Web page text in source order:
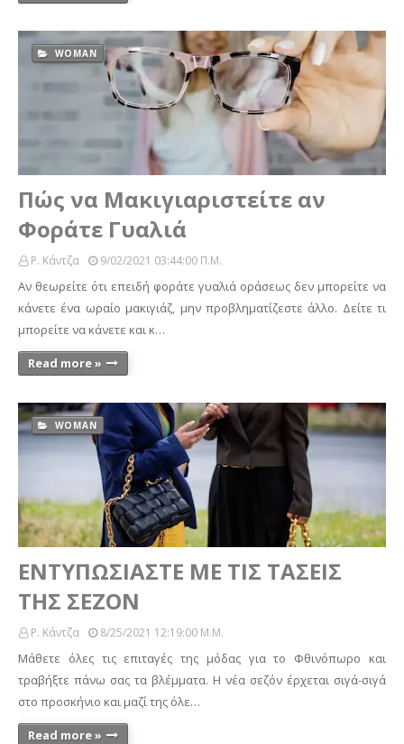
WOMAN
Πώς να Μακιγιαριστείτε αν
Φοράτε Γυαλιά
Ρ. Κάντζα 9/02/2021 03:44:00 Π.μ.
Αν θεωρείτε ότι επειδή φοράτε γυαλιά οράσεως δεν μπορείτε να
κάνετε ένα ωραίο μακιγιάζ, μην προβληματίζεστε άλλο. Δείτε τι
μπορείτε να κάνετε και κ…
Read more »
WOMAN
ΕΝΤΥΠΩΣΙΑΣΤΕ ΜΕ ΤΙΣ ΤΑΣΕΙΣ
ΤΗΣ ΣΕΖΟΝ
Ρ. Κάντζα 8/25/2021 12:19:00 Μ.μ.
Μάθετε όλες τις επιταγές της μόδας για το Φθινόπωρο και
τραβήξτε πάνω σας τα βλέμματα. Η νέα σεζόν έρχεται σιγά-σιγά
στο προσκήνιο και μαζί της όλε…
Read more »